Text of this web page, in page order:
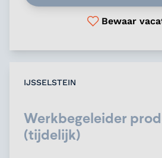
Bewaar
IJSSELSTEIN
Werkbegeleider
(tijdelijk)